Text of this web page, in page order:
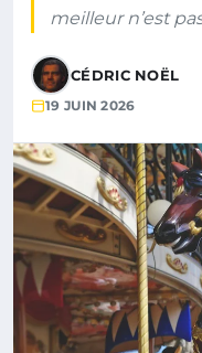
meilleur n’est
CÉDRIC NOËL
19 JUIN 2026